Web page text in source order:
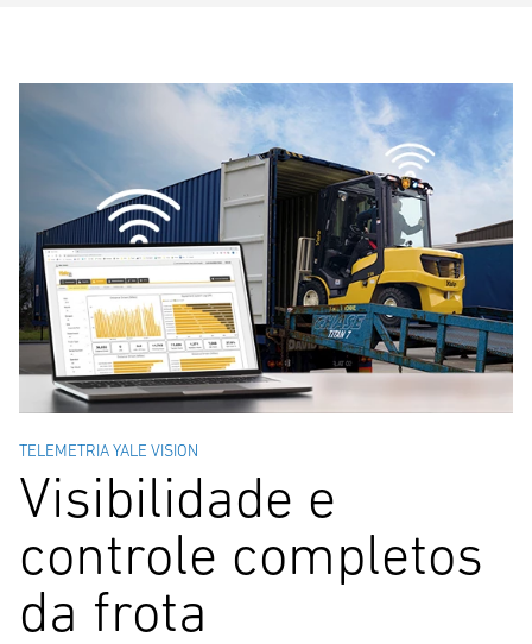
TELEMETRIA YALE VISION
Visibilidade e
controle completos
da frota